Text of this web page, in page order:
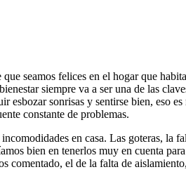
seamos felices en el hogar que
siempre va a ser una de las
esbozar sonrisas y sentirse bien, eso
constante de problemas.
en casa. Las goteras, la
bien en tenerlos muy en cuenta
comentado, el de la falta de